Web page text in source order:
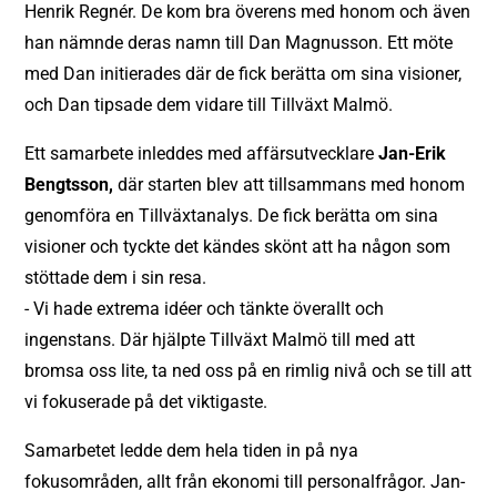
Henrik Regnér. De kom bra överens med honom och även
han nämnde deras namn till Dan Magnusson. Ett möte
med Dan initierades där de fick berätta om sina visioner,
och Dan tipsade dem vidare till Tillväxt Malmö.
Ett samarbete inleddes med affärsutvecklareJan-Erik
Bengtsson, där starten blev att tillsammans med honom
genomföra en Tillväxtanalys. De fick berätta om sina
visioner och tyckte det kändes skönt att ha någon som
stöttade dem i sin resa.
- Vi hade extrema idéer och tänkte överallt och
ingenstans. Där hjälpte Tillväxt Malmö till med att
bromsa oss lite, ta ned oss på en rimlig nivå och se till att
vi fokuserade på det viktigaste.
Samarbetet ledde dem hela tiden in på nya
fokusområden, allt från ekonomi till personalfrågor. Jan-